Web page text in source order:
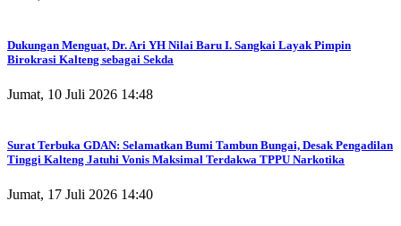
Dukungan Menguat, Dr. Ari YH Nilai Baru I. Sangkai Layak Pimpin
Birokrasi Kalteng sebagai Sekda
Jumat, 10 Juli 2026 14:48
Surat Terbuka GDAN: Selamatkan Bumi Tambun Bungai, Desak Pengadilan
Tinggi Kalteng Jatuhi Vonis Maksimal Terdakwa TPPU Narkotika
Jumat, 17 Juli 2026 14:40